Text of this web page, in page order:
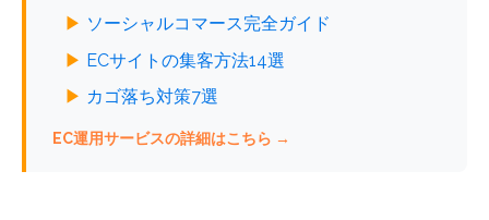
▶ ソーシャルコマース完全ガイド
▶ ECサイトの集客方法14選
▶ カゴ落ち対策7選
EC運用サービスの詳細はこちら →